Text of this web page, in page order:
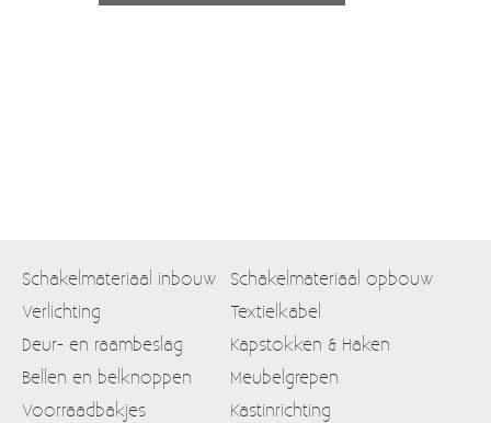
Schakelmateriaal inbouw
Schakelmateriaal opbouw
Verlichting
Textielkabel
Deur- en raambeslag
Kapstokken & Haken
Bellen en belknoppen
Meubelgrepen
Voorraadbakjes
Kastinrichting